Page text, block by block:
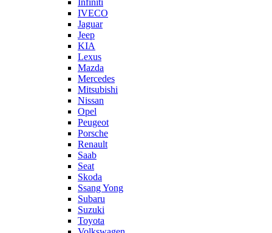
Infiniti
IVECO
Jaguar
Jeep
KIA
Lexus
Mazda
Mercedes
Mitsubishi
Nissan
Opel
Peugeot
Porsche
Renault
Saab
Seat
Skoda
Ssang Yong
Subaru
Suzuki
Toyota